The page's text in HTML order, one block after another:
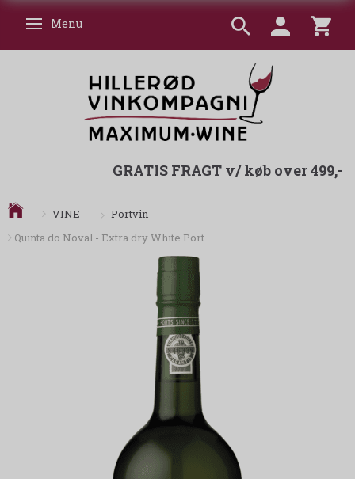
Skifte navigation
Menu
GRATIS FRAGT v/ køb over 499,-
VINE
Portvin
Quinta do Noval - Extra dry White Port